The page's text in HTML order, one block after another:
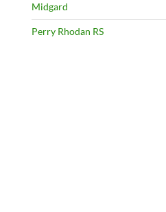
Midgard
Perry Rhodan RS